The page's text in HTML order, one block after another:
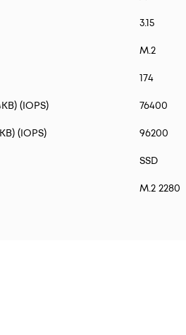
3.15
M.2
174
(IOPS) 76400
(IOPS) 96200
SSD
M.2 2280